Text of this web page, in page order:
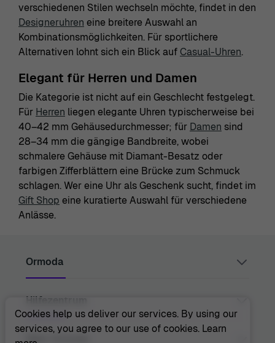
verschiedenen Stilen wechseln möchte, findet in den
Designeruhren eine breitere Auswahl an
Kombinationsmöglichkeiten. Für sportlichere
Alternativen lohnt sich ein Blick auf Casual-Uhren.
Elegant für Herren und Damen
Die Kategorie ist nicht auf ein Geschlecht festgelegt.
Für Herren liegen elegante Uhren typischerweise bei
40–42 mm Gehäusedurchmesser; für Damen sind
28–34 mm die gängige Bandbreite, wobei
schmalere Gehäuse mit Diamant-Besatz oder
farbigen Zifferblättern eine Brücke zum Schmuck
schlagen. Wer eine Uhr als Geschenk sucht, findet im
Gift Shop eine kuratierte Auswahl für verschiedene
Anlässe.
Ormoda
Juul Grietensstraat 9/11, 2140 Antwerp, Belgium
support@ormoda.com
Montag bis Donnerstag zwischen 9:30 und 18:00 Uhr
(MEZ)
Hilfezentrum
Über Ormoda
Cookies help us deliver our services. By using our
services, you agree to our use of cookies. Learn